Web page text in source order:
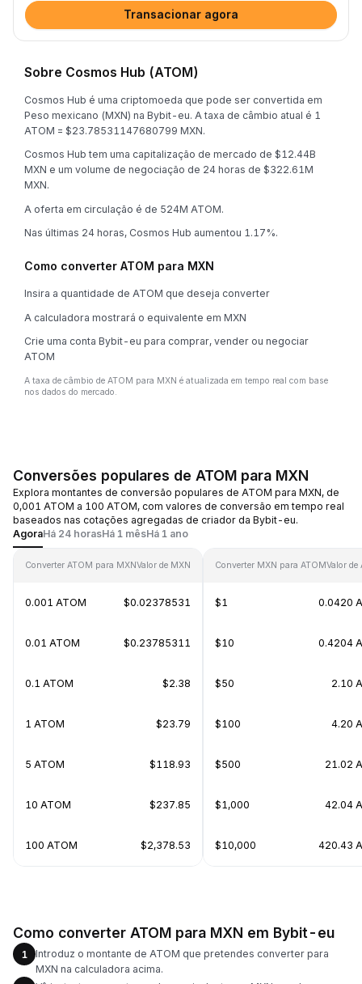
Transacionar agora
Sobre Cosmos Hub (ATOM)
Cosmos Hub é uma criptomoeda que pode ser convertida em
Peso mexicano (MXN) na Bybit-eu. A taxa de câmbio atual é 1
ATOM = $23.78531147680799 MXN.
Cosmos Hub tem uma capitalização de mercado de $12.44B
MXN e um volume de negociação de 24 horas de $322.61M
MXN.
A oferta em circulação é de 524M ATOM.
Nas últimas 24 horas, Cosmos Hub aumentou 1.17%.
Como converter ATOM para MXN
Insira a quantidade de ATOM que deseja converter
A calculadora mostrará o equivalente em MXN
Crie uma conta Bybit-eu para comprar, vender ou negociar
ATOM
A taxa de câmbio de ATOM para MXN é atualizada em tempo real com base
nos dados do mercado.
Conversões populares de ATOM para MXN
Explora montantes de conversão populares de ATOM para MXN, de
0,001 ATOM a 100 ATOM, com valores de conversão em tempo real
baseados nas cotações agregadas de criador da Bybit-eu.
AgoraHá 24 horasHá 1 mêsHá 1 ano
Converter ATOM para MXNValor de MXN
0.001 ATOM $0.02378531
0.01 ATOM $0.23785311
0.1 ATOM $2.38
1 ATOM $23.79
5 ATOM $118.93
10 ATOM $237.85
100 ATOM $2,378.53
Converter MXN para ATOMValor de
$1 0.0420
$10 0.4204
$50 2.10
$100 4.20
$500 21.02
$1,000 42.04
$10,000 420.43
Como converter ATOM para MXN em Bybit-eu
1
Introduz o montante de ATOM que pretendes converter para
MXN na calculadora acima.